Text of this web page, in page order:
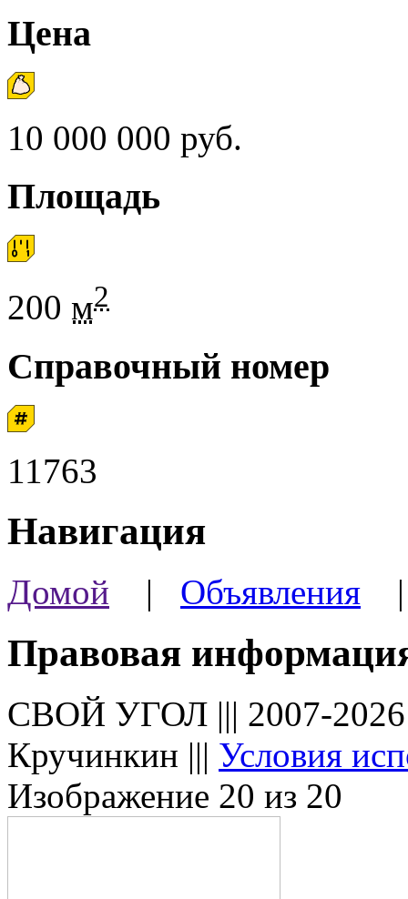
Цена
10 000 000 руб.
Площадь
200 м2
Справочный номер
11763
Навигация
Домой | Объявления
Правовая
СВОЙ УГОЛ ||| 2007-
Кручинкин ||| Условия
Изображение 20 из 20